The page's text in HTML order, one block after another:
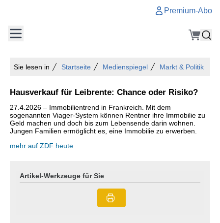
Premium-Abo
Sie lesen in Startseite Medienspiegel Markt & Politik
Hausverkauf für Leibrente: Chance oder Risiko?
27.4.2026 – Immobilientrend in Frankreich. Mit dem
sogenannten Viager-System können Rentner ihre Immobilie zu
Geld machen und doch bis zum Lebensende darin wohnen.
Jungen Familien ermöglicht es, eine Immobilie zu erwerben.
mehr auf ZDF heute
Artikel-Werkzeuge für Sie